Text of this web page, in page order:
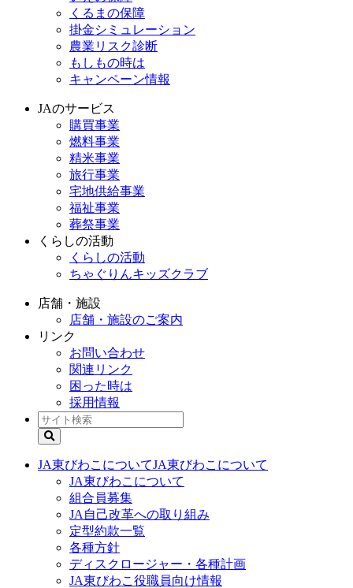
くるまの保障
掛金シミュレーション
農業リスク診断
もしもの時は
キャンペーン情報
JAのサービス
購買事業
燃料事業
精米事業
旅行事業
宅地供給事業
福祉事業
葬祭事業
くらしの活動
くらしの活動
ちゃぐりんキッズクラブ
店舗・施設
店舗・施設のご案内
リンク
お問い合わせ
関連リンク
困った時は
採用情報
JA東びわこについてJA東びわこについて
JA東びわこについて
組合員募集
JA自己改革への取り組み
定型約款一覧
各種方針
ディスクロージャー・各種計画
JA東びわこ役職員向け情報